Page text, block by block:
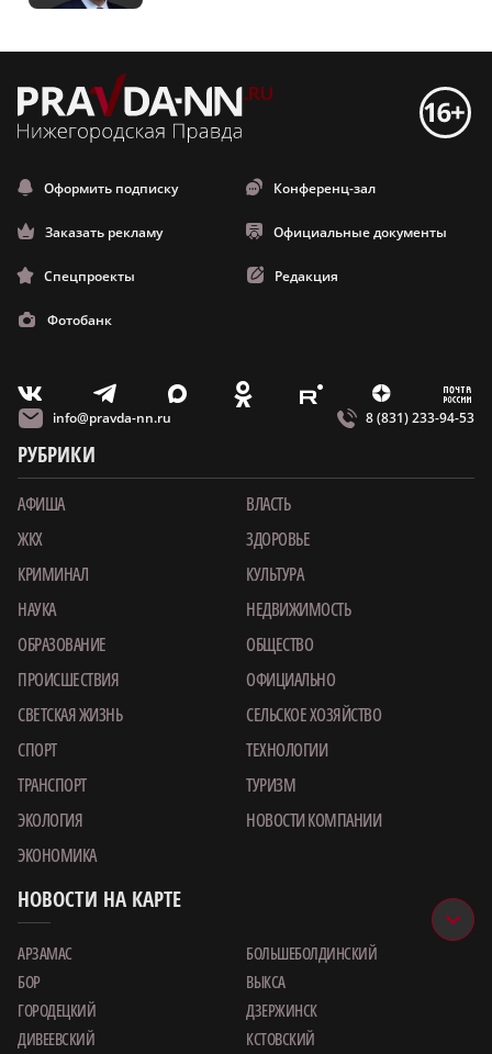
Оформить подписку Конференц-зал
Заказать рекламу Официальные документы
Спецпроекты Редакция
Фотобанк
V T X O E Z m
info@pravda-nn.ru 8 (831) 233-94-53
РУБРИКИ
АФИША
ВЛАСТЬ
ЖКХ
ЗДОРОВЬЕ
КРИМИНАЛ
КУЛЬТУРА
НАУКА
НЕДВИЖИМОСТЬ
ОБРАЗОВАНИЕ
ОБЩЕСТВО
ПРОИСШЕСТВИЯ
ОФИЦИАЛЬНО
СВЕТСКАЯ ЖИЗНЬ
СЕЛЬСКОЕ ХОЗЯЙСТВО
СПОРТ
ТЕХНОЛОГИИ
ТРАНСПОРТ
ТУРИЗМ
ЭКОЛОГИЯ
НОВОСТИ КОМПАНИИ
ЭКОНОМИКА
НОВОСТИ НА КАРТЕ
АРЗАМАС
БОЛЬШЕБОЛДИНСКИЙ
БОР
ВЫКСА
ГОРОДЕЦКИЙ
ДЗЕРЖИНСК
ДИВЕЕВСКИЙ
КСТОВСКИЙ